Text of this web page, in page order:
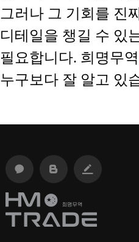
그러나 그 기회를 진
디테일을 챙길 수 있
필요합니다. 희명무
누구보다 잘 알고 있